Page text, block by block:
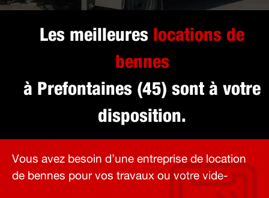
Les meilleures locations de
bennes
à Prefontaines (45) sont à votre
disposition.
Vous avez besoin d’une entreprise de location
de bennes pour vos travaux ou votre vide-